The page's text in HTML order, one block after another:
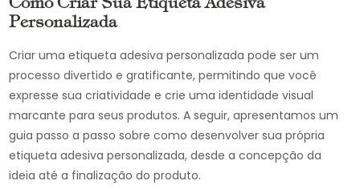
Como Criar Sua Etiqueta Adesiva
Personalizada
Criar uma etiqueta adesiva personalizada pode ser um
processo divertido e gratificante, permitindo que você
expresse sua criatividade e crie uma identidade visual
marcante para seus produtos. A seguir, apresentamos um
guia passo a passo sobre como desenvolver sua própria
etiqueta adesiva personalizada, desde a concepção da
ideia até a finalização do produto.